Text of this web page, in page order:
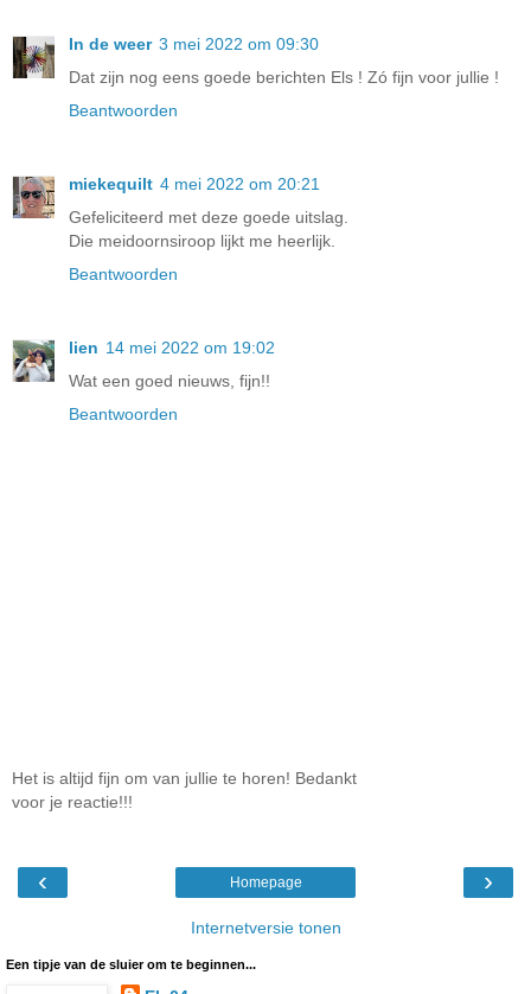
In de weer 3 mei 2022 om 09:30
Dat zijn nog eens goede berichten Els ! Zó fijn voor jullie !
Beantwoorden
miekequilt 4 mei 2022 om 20:21
Gefeliciteerd met deze goede uitslag.
Die meidoornsiroop lijkt me heerlijk.
Beantwoorden
lien 14 mei 2022 om 19:02
Wat een goed nieuws, fijn!!
Beantwoorden
Het is altijd fijn om van jullie te horen! Bedankt
voor je reactie!!!
‹ ›
Homepage
Internetversie tonen
Een tipje van de sluier om te beginnen...